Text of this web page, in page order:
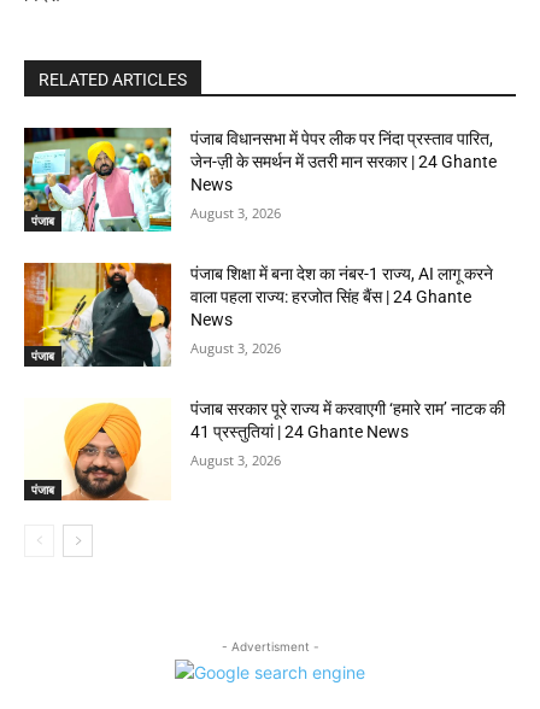
RELATED ARTICLES
पंजाब
पंजाब विधानसभा में पेपर लीक पर निंदा प्रस्ताव पारित,
जेन-ज़ी के समर्थन में उतरी मान सरकार | 24 Ghante
News
August 3, 2026
पंजाब
पंजाब शिक्षा में बना देश का नंबर-1 राज्य, AI लागू करने
वाला पहला राज्य: हरजोत सिंह बैंस | 24 Ghante
News
August 3, 2026
पंजाब
पंजाब सरकार पूरे राज्य में करवाएगी ‘हमारे राम’ नाटक की
41 प्रस्तुतियां | 24 Ghante News
August 3, 2026
- Advertisment -